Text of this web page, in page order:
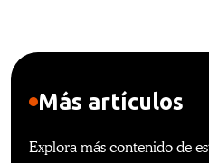
Más artículos
Explora más contenido de